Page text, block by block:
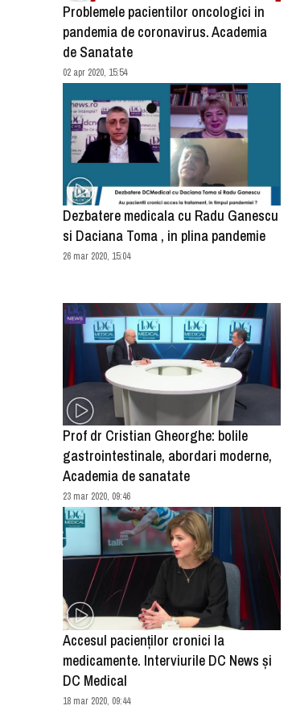
Problemele pacientilor oncologici in
pandemia de coronavirus. Academia
de Sanatate
02 apr 2020, 15:54
Dezbatere medicala cu Radu Ganescu
si Daciana Toma , in plina pandemie
26 mar 2020, 15:04
Prof dr Cristian Gheorghe: bolile
gastrointestinale, abordari moderne,
Academia de sanatate
23 mar 2020, 09:46
Accesul pacienților cronici la
medicamente. Interviurile DC News și
DC Medical
18 mar 2020, 09:44